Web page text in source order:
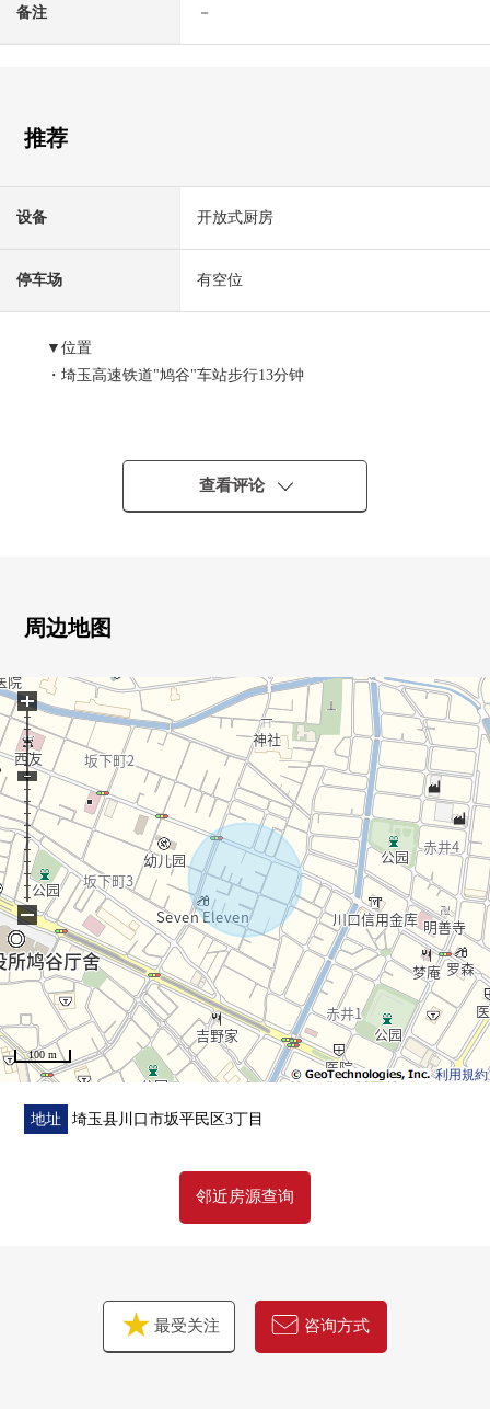
备注 －
推荐
设备 开放式厨房
停车场 有空位
▼位置
・埼玉高速铁道"鸠谷"车站步行13分钟
・2026年8月完成计划的3层的新房独栋住宅
・停车位有(出自车型的)
・鸠谷小学/约900m
・鸠谷中学/约450m
・西友鸠谷店/约450m
・７－ＥＬＥＶＥｎ鸠谷坂下3丁目商店/约50m
■ 在找想要的家方面给予帮助的━━━━━・・・
房源的详细、需讨论是如有意向，请跟我们联系。
查看评论
周边地图
利用規約
100 m
+
−
地址 埼玉县川口市坂平民区3丁目
邻近房源查询
最受关注 咨询方式